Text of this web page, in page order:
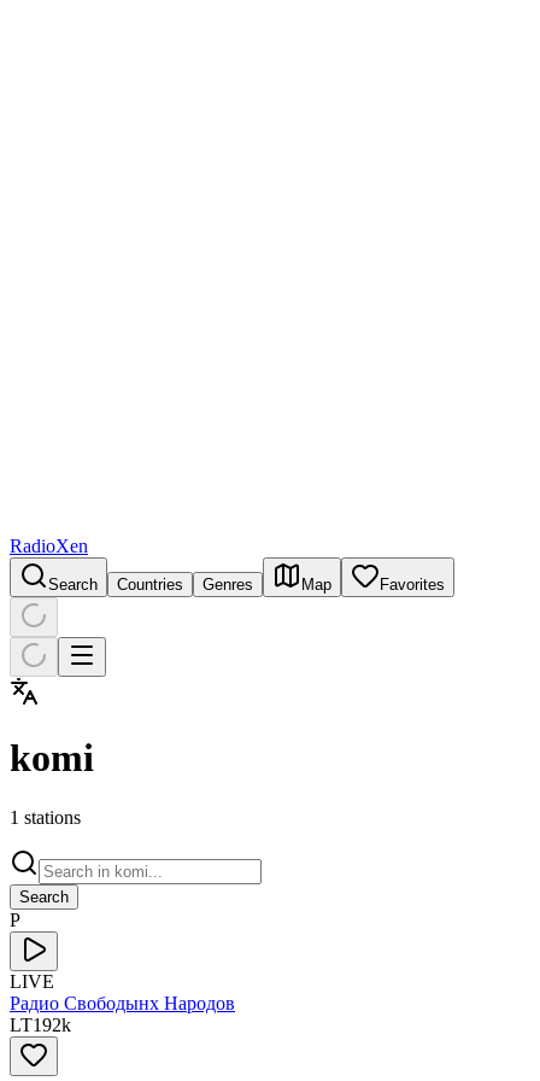
RadioXen
Search Countries Genres Map Favorites
komi
1 stations
Search
Р
LIVE
Радио Свободынх Народов
LT192k